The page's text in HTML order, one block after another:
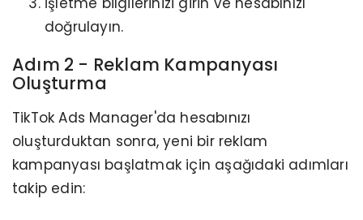
doğrulayın.
Adım 2 - Reklam Kampanyası
Oluşturma
TikTok Ads Manager'da hesabınızı
oluşturduktan sonra, yeni bir reklam
kampanyası başlatmak için aşağıdaki adımları
takip edin: